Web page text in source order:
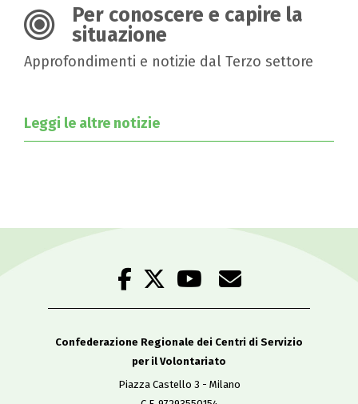
Per conoscere e capire la
situazione
Approfondimenti e notizie dal Terzo settore
Leggi le altre notizie
Confederazione Regionale dei Centri di Servizio
per il Volontariato
Piazza Castello 3 - Milano